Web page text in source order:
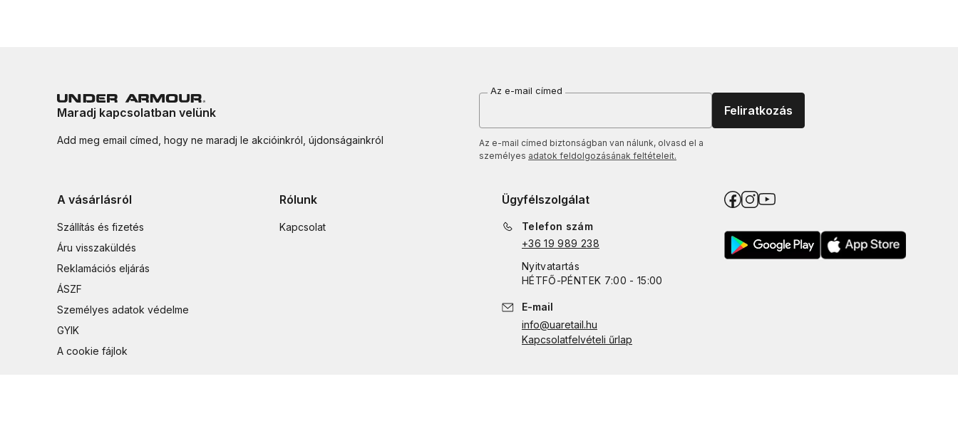
Maradj kapcsolatban velünk
Add meg email címed, hogy ne maradj le akcióinkról, újdonságainkról
Az e-mail címed
Feliratkozás
Az e-mail címed biztonságban van nálunk, olvasd el a
személyes adatok feldolgozásának feltételeit.
A vásárlásról
Szállítás és fizetés
Áru visszaküldés
Reklamációs eljárás
ÁSZF
Személyes adatok védelme
GYIK
A cookie fájlok
Rólunk
Kapcsolat
Ügyfélszolgálat
Telefon szám
+36 19 989 238
Nyitvatartás
HÉTFŐ-PÉNTEK 7:00 - 15:00
E-mail
info@uaretail.hu
Kapcsolatfelvételi űrlap